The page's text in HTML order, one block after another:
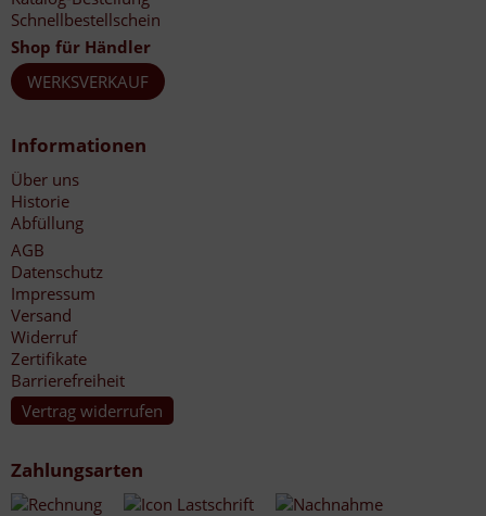
Schnellbestellschein
Shop für Händler
WERKSVERKAUF
Informationen
Über uns
Historie
Abfüllung
AGB
Datenschutz
Impressum
Versand
Widerruf
Zertifikate
Barrierefreiheit
Vertrag widerrufen
Zahlungsarten